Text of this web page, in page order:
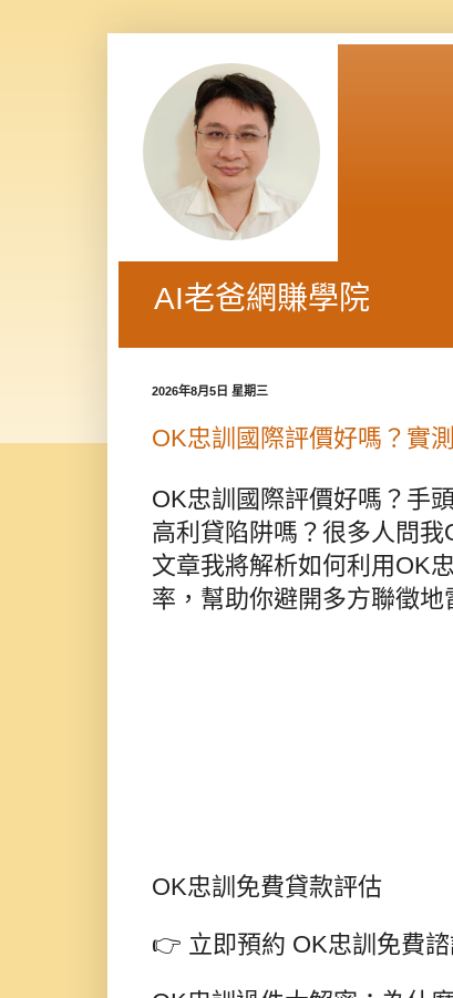
AI老爸網賺學院
2026年8月5日 星期三
OK忠訓國際評價好嗎？實
OK忠訓國際評價好嗎？手
高利貸陷阱嗎？很多人問
文章我將解析如何利用OK
率，幫助你避開多方聯徵地
OK忠訓免費貸款評估
👉 立即預約 OK忠訓免費